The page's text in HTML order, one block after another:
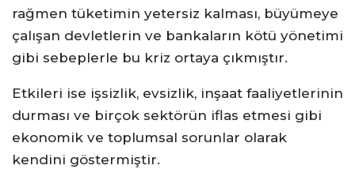
rağmen tüketimin yetersiz kalması, büyümeye
çalışan devletlerin ve bankaların kötü yönetimi
gibi sebeplerle bu kriz ortaya çıkmıştır.
Etkileri ise işsizlik, evsizlik, inşaat faaliyetlerinin
durması ve birçok sektörün iflas etmesi gibi
ekonomik ve toplumsal sorunlar olarak
kendini göstermiştir.